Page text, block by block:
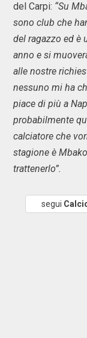
del Carpi: “Su
sono club che
del ragazzo ed è
anno e si
alle nostre
nessuno mi ha
piace di più a
probabilmente
calciatore che
stagione è
trattenerlo”.
segui